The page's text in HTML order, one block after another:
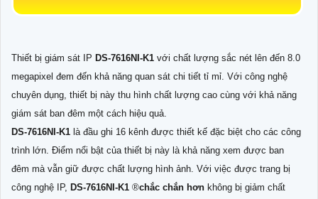
Thiết bị giám sát IP DS-7616NI-K1 với chất lượng sắc nét lên đến 8.0
megapixel đem đến khả năng quan sát chi tiết tỉ mỉ. Với công nghệ
chuyên dụng, thiết bị này thu hình chất lượng cao cùng với khả năng
giám sát ban đêm một cách hiệu quả.
DS-7616NI-K1 là đầu ghi 16 kênh được thiết kế đặc biệt cho các công
trình lớn. Điểm nổi bật của thiết bị này là khả năng xem được ban
đêm mà vẫn giữ được chất lượng hình ảnh. Với việc được trang bị
công nghệ IP, DS-7616NI-K1 ®️chắc chắn hơn không bị giảm chất